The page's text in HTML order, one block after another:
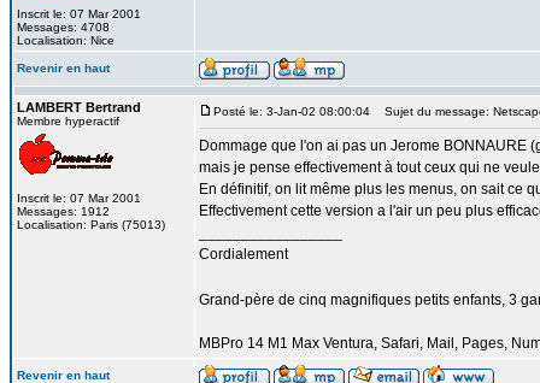
Inscrit le: 07 Mar 2001
Messages: 4708
Localisation: Nice
Revenir en haut
LAMBERT Bertrand
Membre hyperactif
Inscrit le: 07 Mar 2001
Messages: 1912
Localisation: Paris (75013)
Posté le: 3-Jan-02 08:00:04 Sujet du message:
Dommage que l'on ai pas un Jerome BONNAURE
mais je pense effectivement à tout ceux qui ne
En définitif, on lit même plus les menus, on sait ce
Effectivement cette version a l'air un peu plus
Cordialement
Grand-père de cinq magnifiques petits enfants, 3
MBPro 14 M1 Max Ventura, Safari, Mail, Pages,
Revenir en haut